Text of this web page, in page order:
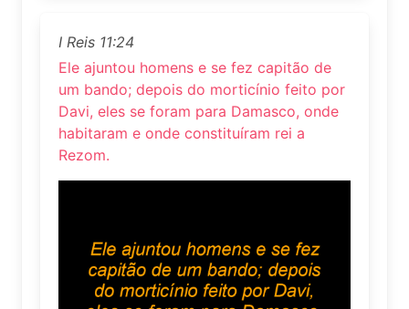
I Reis 11:24
Ele ajuntou homens e se fez capitão de
um bando; depois do morticínio feito por
Davi, eles se foram para Damasco, onde
habitaram e onde constituíram rei a
Rezom.